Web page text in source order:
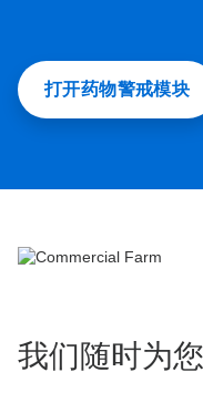
打开药物警戒模块
我们随时为